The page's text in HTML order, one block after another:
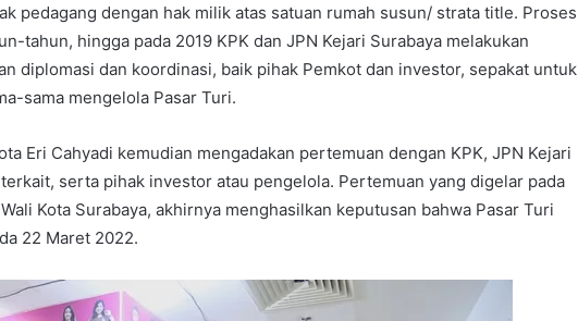
pedagang dengan hak milik atas satuan rumah susun/ strata title. Proses
tahun, hingga pada 2019 KPK dan JPN Kejari Surabaya melakukan
diplomasi dan koordinasi, baik pihak Pemkot dan investor, sepakat untuk
sama mengelola Pasar Turi.
Eri Cahyadi kemudian mengadakan pertemuan dengan KPK, JPN Kejari
serta pihak investor atau pengelola. Pertemuan yang digelar pada
Kota Surabaya, akhirnya menghasilkan keputusan bahwa Pasar Turi
22 Maret 2022.